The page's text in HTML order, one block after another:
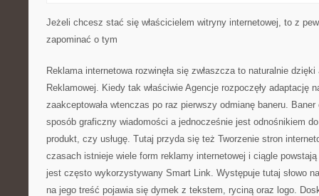
Jeżeli chcesz stać się właścicielem witryny internetowej, to z
zapominać o tym
Reklama internetowa rozwinęła się zwłaszcza to naturalnie
Reklamowej. Kiedy tak właściwie Agencje rozpoczęły adaptację
zaakceptowała wtenczas po raz pierwszy odmianę baneru.
sposób graficzny wiadomości a jednocześnie jest odnośnikiem
produkt, czy usługę. Tutaj przyda się też Tworzenie stron
czasach istnieje wiele form reklamy internetowej i ciągle
jest często wykorzystywany Smart Link. Występuje tutaj słowo
na jego treść pojawia się dymek z tekstem, ryciną oraz logo.